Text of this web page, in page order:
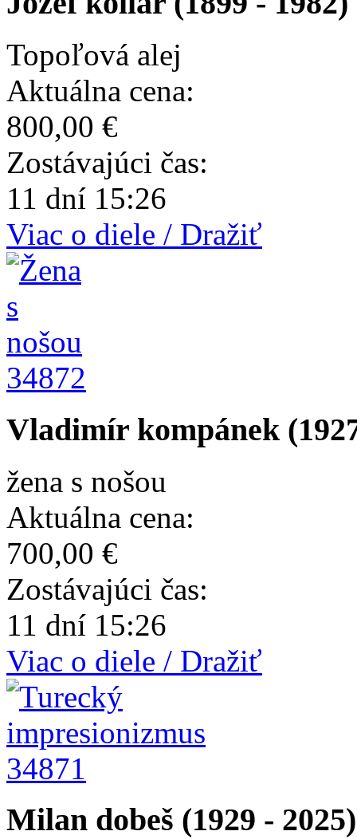
Topoľová alej
Aktuálna cena:
800,00 €
Zostávajúci čas:
11 dní 15:26
Viac o diele / Dražiť
34872
Vladimír kompánek
žena s nošou
Aktuálna cena:
700,00 €
Zostávajúci čas:
11 dní 15:26
Viac o diele / Dražiť
34871
Milan dobeš (1929 - 2025)